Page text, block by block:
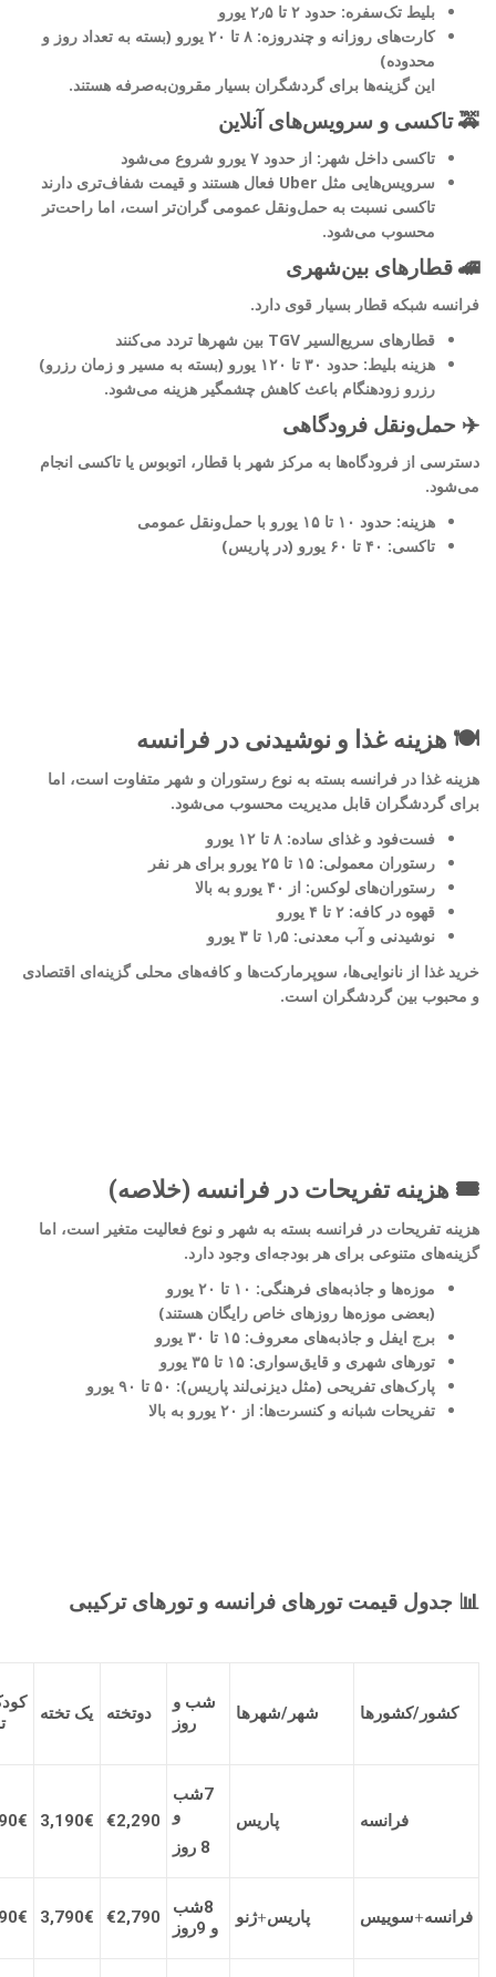
بلیط تک‌سفره: حدود ۲ تا ۲٫۵ یورو
کارت‌های روزانه و چندروزه: ۸ تا ۲۰ یورو (بسته به تعداد روز و
محدوده)
این گزینه‌ها برای گردشگران بسیار مقرون‌به‌صرفه هستند.
🚕 تاکسی و سرویس‌های آنلاین
تاکسی داخل شهر: از حدود ۷ یورو شروع می‌شود
سرویس‌هایی مثل Uber فعال هستند و قیمت شفاف‌تری دارند
تاکسی نسبت به حمل‌ونقل عمومی گران‌تر است، اما راحت‌تر
محسوب می‌شود.
🚄 قطارهای بین‌شهری
فرانسه شبکه قطار بسیار قوی دارد.
قطارهای سریع‌السیر TGV بین شهرها تردد می‌کنند
هزینه بلیط: حدود ۳۰ تا ۱۲۰ یورو (بسته به مسیر و زمان رزرو)
رزرو زودهنگام باعث کاهش چشمگیر هزینه می‌شود.
✈️ حمل‌ونقل فرودگاهی
دسترسی از فرودگاه‌ها به مرکز شهر با قطار، اتوبوس یا تاکسی انجام
می‌شود.
هزینه: حدود ۱۰ تا ۱۵ یورو با حمل‌ونقل عمومی
تاکسی: ۴۰ تا ۶۰ یورو (در پاریس)
🍽️ هزینه غذا و نوشیدنی در فرانسه
هزینه غذا در فرانسه بسته به نوع رستوران و شهر متفاوت است، اما
برای گردشگران قابل مدیریت محسوب می‌شود.
فست‌فود و غذای ساده: ۸ تا ۱۲ یورو
رستوران معمولی: ۱۵ تا ۲۵ یورو برای هر نفر
رستوران‌های لوکس: از ۴۰ یورو به بالا
قهوه در کافه: ۲ تا ۴ یورو
نوشیدنی و آب معدنی: ۱٫۵ تا ۳ یورو
خرید غذا از نانوایی‌ها، سوپرمارکت‌ها و کافه‌های محلی گزینه‌ای اقتصادی
و محبوب بین گردشگران است.
🎟️ هزینه تفریحات در فرانسه (خلاصه)
هزینه تفریحات در فرانسه بسته به شهر و نوع فعالیت متغیر است، اما
گزینه‌های متنوعی برای هر بودجه‌ای وجود دارد.
موزه‌ها و جاذبه‌های فرهنگی: ۱۰ تا ۲۰ یورو
(بعضی موزه‌ها روزهای خاص رایگان هستند)
برج ایفل و جاذبه‌های معروف: ۱۵ تا ۳۰ یورو
تورهای شهری و قایق‌سواری: ۱۵ تا ۳۵ یورو
پارک‌های تفریحی (مثل دیزنی‌لند پاریس): ۵۰ تا ۹۰ یورو
تفریحات شبانه و کنسرت‌ها: از ۲۰ یورو به بالا
📊 جدول قیمت تورهای فرانسه و تورهای ترکیبی
کشور/کشورها شهر/شهرها
شب و
روز
دوتخته یک تخته
فرانسه پاریس
7شب
و
8 روز
€2,290
3,190€
€
فرانسه+سوییس پاریس+ژنو
8شب
و 9روز
€2,790
3,790€
€